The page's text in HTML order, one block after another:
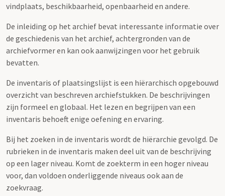
vindplaats, beschikbaarheid, openbaarheid en andere.
De inleiding op het archief bevat interessante informatie over
de geschiedenis van het archief, achtergronden van de
archiefvormer en kan ook aanwijzingen voor het gebruik
bevatten.
De inventaris of plaatsingslijst is een hiërarchisch opgebouwd
overzicht van beschreven archiefstukken. De beschrijvingen
zijn formeel en globaal. Het lezen en begrijpen van een
inventaris behoeft enige oefening en ervaring.
Bij het zoeken in de inventaris wordt de hiërarchie gevolgd. De
rubrieken in de inventaris maken deel uit van de beschrijving
op een lager niveau. Komt de zoekterm in een hoger niveau
voor, dan voldoen onderliggende niveaus ook aan de
zoekvraag.